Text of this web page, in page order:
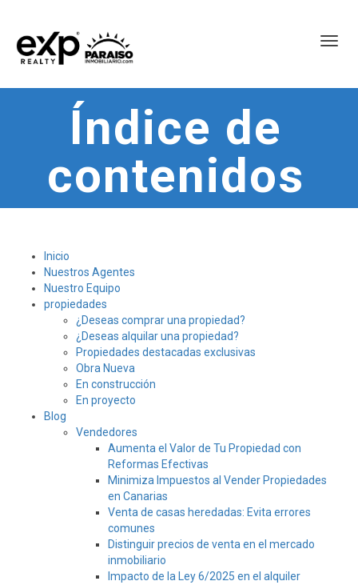
Índice de
contenidos
Inicio
Nuestros Agentes
Nuestro Equipo
propiedades
¿Deseas comprar una propiedad?
¿Deseas alquilar una propiedad?
Propiedades destacadas exclusivas
Obra Nueva
En construcción
En proyecto
Blog
Vendedores
Aumenta el Valor de Tu Propiedad con
Reformas Efectivas
Minimiza Impuestos al Vender Propiedades
en Canarias
Venta de casas heredadas: Evita errores
comunes
Distinguir precios de venta en el mercado
inmobiliario
Impacto de la Ley 6/2025 en el alquiler